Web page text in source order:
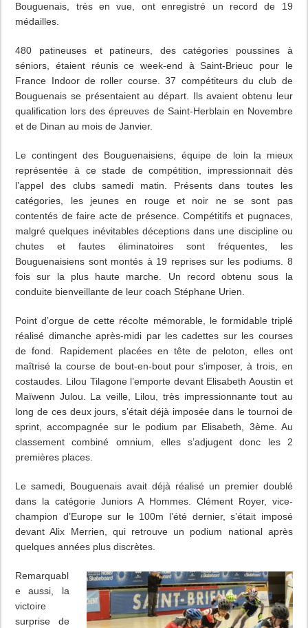
Bouguenais, très en vue, ont enregistré un record de 19
médailles.
480 patineuses et patineurs, des catégories poussines à
séniors, étaient réunis ce week-end à Saint-Brieuc pour le
France Indoor de roller course. 37 compétiteurs du club de
Bouguenais se présentaient au départ. Ils avaient obtenu leur
qualification lors des épreuves de Saint-Herblain en Novembre
et de Dinan au mois de Janvier.
Le contingent des Bouguenaisiens, équipe de loin la mieux
représentée à ce stade de compétition, impressionnait dès
l’appel des clubs samedi matin. Présents dans toutes les
catégories, les jeunes en rouge et noir ne se sont pas
contentés de faire acte de présence. Compétitifs et pugnaces,
malgré quelques inévitables déceptions dans une discipline ou
chutes et fautes éliminatoires sont fréquentes, les
Bouguenaisiens sont montés à 19 reprises sur les podiums. 8
fois sur la plus haute marche. Un record obtenu sous la
conduite bienveillante de leur coach Stéphane Urien.
Point d’orgue de cette récolte mémorable, le formidable triplé
réalisé dimanche après-midi par les cadettes sur les courses
de fond. Rapidement placées en tête de peloton, elles ont
maîtrisé la course de bout-en-bout pour s’imposer, à trois, en
costaudes. Lilou Tilagone l’emporte devant Elisabeth Aoustin et
Maïwenn Julou. La veille, Lilou, très impressionnante tout au
long de ces deux jours, s’était déjà imposée dans le tournoi de
sprint, accompagnée sur le podium par Elisabeth, 3ème. Au
classement combiné omnium, elles s’adjugent donc les 2
premières places.
Le samedi, Bouguenais avait déjà réalisé un premier doublé
dans la catégorie Juniors A Hommes. Clément Royer, vice-
champion d’Europe sur le 100m l’été dernier, s’était imposé
devant Alix Merrien, qui retrouve un podium national après
quelques années plus discrètes.
Remarquabl
e aussi, la
victoire
surprise de